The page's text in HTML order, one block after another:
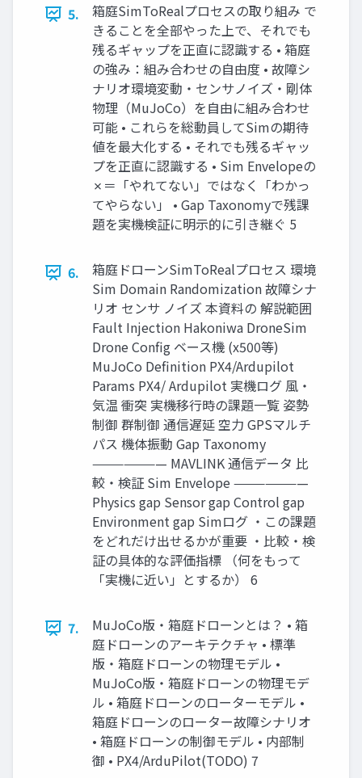
5.
箱庭SimToRealプロセスの取り組み で
きることを全部やった上で、それでも
残るギャップを正直に認識する • 箱庭
の強み：組み合わせの自由度 • 故障シ
ナリオ環境変動・センサノイズ・剛体
物理（MuJoCo）を自由に組み合わせ
可能 • これらを総動員してSimの期待
値を最大化する • それでも残るギャッ
プを正直に認識する • Sim Envelopeの
✗＝「やれてない」ではなく「わかっ
てやらない」 • Gap Taxonomyで残課
題を実機検証に明示的に引き継ぐ 5
6.
箱庭ドローンSimToRealプロセス 環境
Sim Domain Randomization 故障シナ
リオ センサ ノイズ 本資料の 解説範囲
Fault Injection Hakoniwa DroneSim
Drone Config ベース機 (x500等)
MuJoCo Definition PX4/Ardupilot
Params PX4/ Ardupilot 実機ログ 風・
気温 衝突 実機移行時の課題一覧 姿勢
制御 群制御 通信遅延 空力 GPSマルチ
パス 機体振動 Gap Taxonomy
——————— MAVLINK 通信データ 比
較・検証 Sim Envelope ———————
Physics gap Sensor gap Control gap
Environment gap Simログ ・この課題
をどれだけ出せるかが重要 ・比較・検
証の具体的な評価指標 （何をもって
「実機に近い」とするか） 6
7.
MuJoCo版・箱庭ドローンとは？ • 箱
庭ドローンのアーキテクチャ • 標準
版・箱庭ドローンの物理モデル •
MuJoCo版・箱庭ドローンの物理モデ
ル • 箱庭ドローンのローターモデル •
箱庭ドローンのローター故障シナリオ
• 箱庭ドローンの制御モデル • 内部制
御 • PX4/ArduPilot(TODO) 7